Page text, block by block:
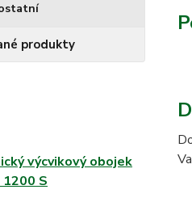
produkty
výcvikový obojek
1200 S